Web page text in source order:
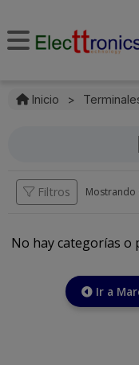
Inicio >
Filtros Mostrando
No hay categorías o
Ir a